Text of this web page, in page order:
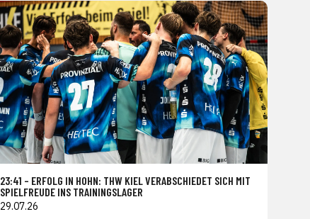
23:41 – ERFOLG IN HOHN: THW KIEL VERABSCHIEDET SICH MIT
SPIELFREUDE INS TRAININGSLAGER
29.07.26